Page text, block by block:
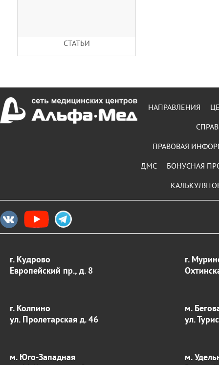
СТАТЬИ
НАПРАВЛЕНИЯ
ПРАВОВАЯ
БОНУСНАЯ
ДМС
г. Кудрово
Европейский пр., д. 8
г.
г. Колпино
ул. Пролетарская д. 46
м.
ул.
м. Юго-Западная
м.